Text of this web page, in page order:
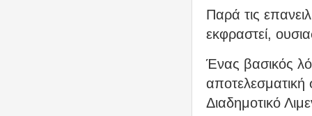
Παρά τις
εκφραστεί,
Ένας βασικός
Διαδημοτικό